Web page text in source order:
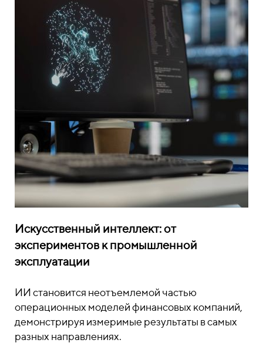
Искусственный интеллект: от
экспериментов к промышленной
эксплуатации
ИИ становится неотъемлемой частью
операционных моделей финансовых компаний,
демонстрируя измеримые результаты в самых
разных направлениях.